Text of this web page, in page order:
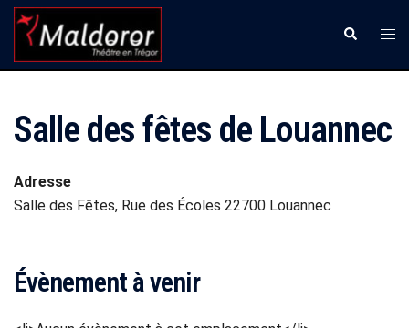
Aller
contenu
Salle des fêtes de Louannec
Adresse
Salle des Fêtes, Rue des Écoles 22700 Louannec
Évènement à venir